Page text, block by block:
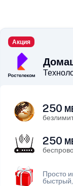
Акция
250
250
Просто